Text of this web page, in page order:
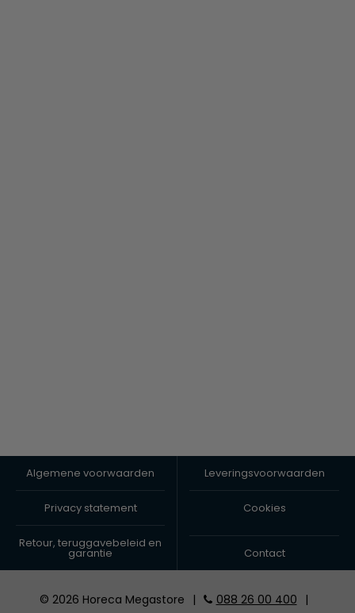
Algemene voorwaarden Leveringsvoorwaarden
Privacy statement Cookies
Retour, teruggavebeleid en
garantie Contact
© 2026 Horeca Megastore | 088 26 00 400 |